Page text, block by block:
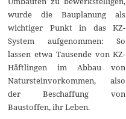
wurde die Bauplanung als
wichtiger Punkt in das KZ-
System aufgenommen: So
lassen etwa Tausende von KZ-
Häftlingen im Abbau von
Natursteinvorkommen, also
der Beschaffung von
Baustoffen, ihr Leben.